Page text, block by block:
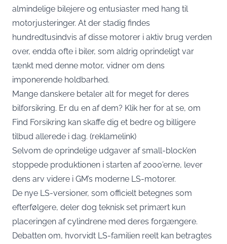
almindelige bilejere og entusiaster med hang til
motorjusteringer. At der stadig findes
hundredtusindvis af disse motorer i aktiv brug verden
over, endda ofte i biler, som aldrig oprindeligt var
tænkt med denne motor, vidner om dens
imponerende holdbarhed.
Mange danskere betaler alt for meget for deres
bilforsikring. Er du en af dem? Klik her for at se, om
Find Forsikring kan skaffe dig et bedre og billigere
tilbud allerede i dag. (reklamelink)
Selvom de oprindelige udgaver af small-block’en
stoppede produktionen i starten af 2000’erne, lever
dens arv videre i GM’s moderne LS-motorer.
De nye LS-versioner, som officielt betegnes som
efterfølgere, deler dog teknisk set primært kun
placeringen af cylindrene med deres forgængere.
Debatten om, hvorvidt LS-familien reelt kan betragtes